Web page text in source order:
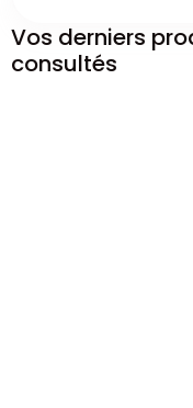
Vos derniers
consultés